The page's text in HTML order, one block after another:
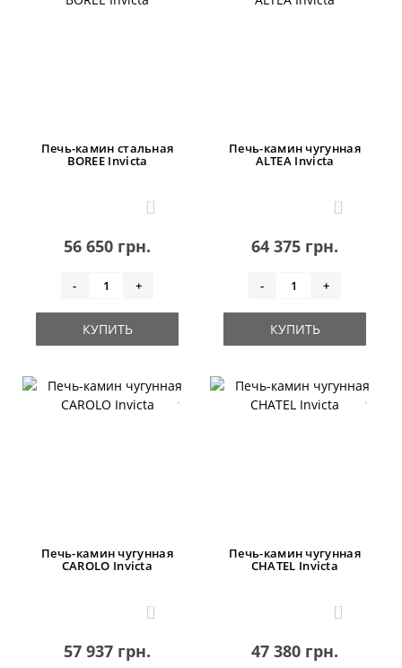
Печь-камин стальная
BOREE Invicta
1
56 650 грн.
- +
КУПИТЬ
Печь-камин чугунная
ALTEA Invicta
0
64 375 грн.
- +
КУПИТЬ
Печь-камин чугунная
CAROLO Invicta
0
57 937 грн.
Печь-камин чугунная
CHATEL Invicta
0
47 380 грн.